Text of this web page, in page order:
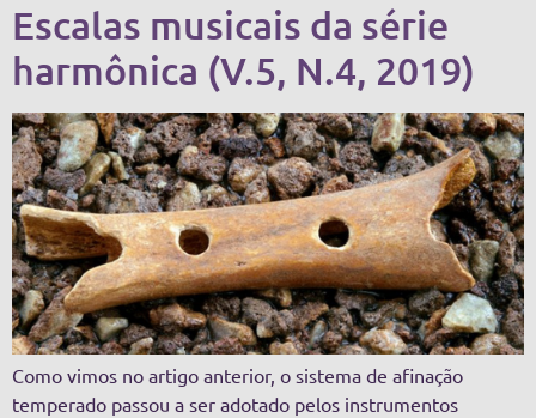
Escalas musicais da série
harmônica (V.5, N.4, 2019)
Como vimos no artigo anterior, o sistema de afinação
temperado passou a ser adotado pelos instrumentos